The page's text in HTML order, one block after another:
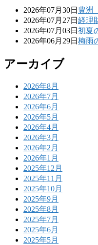
2026年07月30日 豊洲
2026年07月27日 経理
2026年07月03日 初夏
2026年06月29日 梅雨
アーカイブ
2026年8月
2026年7月
2026年6月
2026年5月
2026年4月
2026年3月
2026年2月
2026年1月
2025年12月
2025年11月
2025年10月
2025年9月
2025年8月
2025年7月
2025年6月
2025年5月